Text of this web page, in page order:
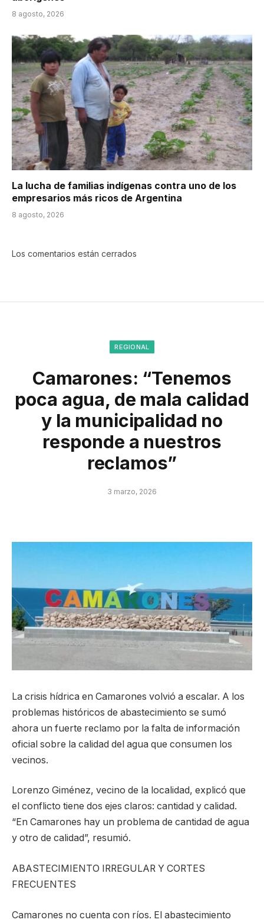
8 agosto, 2026
La lucha de familias indígenas contra uno de los
empresarios más ricos de Argentina
8 agosto, 2026
Los comentarios están cerrados
REGIONAL
Camarones: “Tenemos
poca agua, de mala calidad
y la municipalidad no
responde a nuestros
reclamos”
3 marzo, 2026
La crisis hídrica en Camarones volvió a escalar. A los
problemas históricos de abastecimiento se sumó
ahora un fuerte reclamo por la falta de información
oficial sobre la calidad del agua que consumen los
vecinos.
Lorenzo Giménez, vecino de la localidad, explicó que
el conflicto tiene dos ejes claros: cantidad y calidad.
“En Camarones hay un problema de cantidad de agua
y otro de calidad”, resumió.
ABASTECIMIENTO IRREGULAR Y CORTES
FRECUENTES
Camarones no cuenta con ríos. El abastecimiento